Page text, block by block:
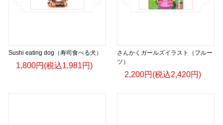
Sushi eating dog（寿司食べる犬）
1,800円(税込1,981円)
さんかくガールズイラスト（フルー
ツ）
2,200円(税込2,420円)